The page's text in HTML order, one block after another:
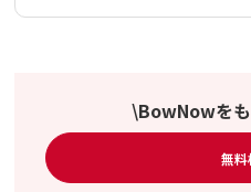
\BowNowを
無料